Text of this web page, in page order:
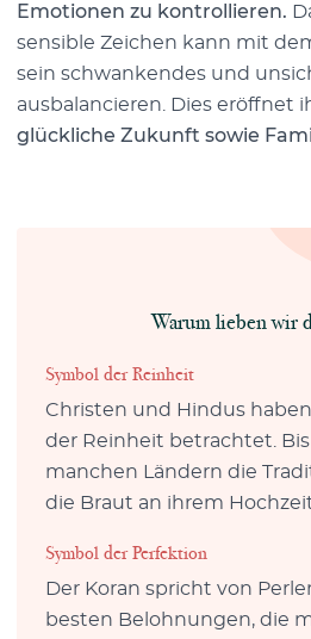
Emotionen zu kontrollieren.
sensible Zeichen kann mit
sein schwankendes und
ausbalancieren. Dies eröffnet
glückliche Zukunft sowie
Warum lieben wir
Symbol der Reinheit
Christen und Hindus haben
der Reinheit betrachtet.
manchen Ländern die
die Braut an ihrem
Symbol der Perfektion
Der Koran spricht von
besten Belohnungen, die